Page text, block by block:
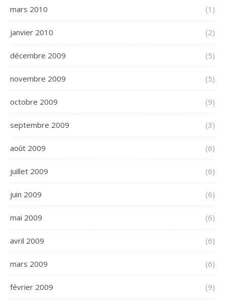
mars 2010 (1)
janvier 2010 (2)
décembre 2009 (5)
novembre 2009 (5)
octobre 2009 (9)
septembre 2009 (3)
août 2009 (6)
juillet 2009 (6)
juin 2009 (6)
mai 2009 (6)
avril 2009 (6)
mars 2009 (6)
février 2009 (9)